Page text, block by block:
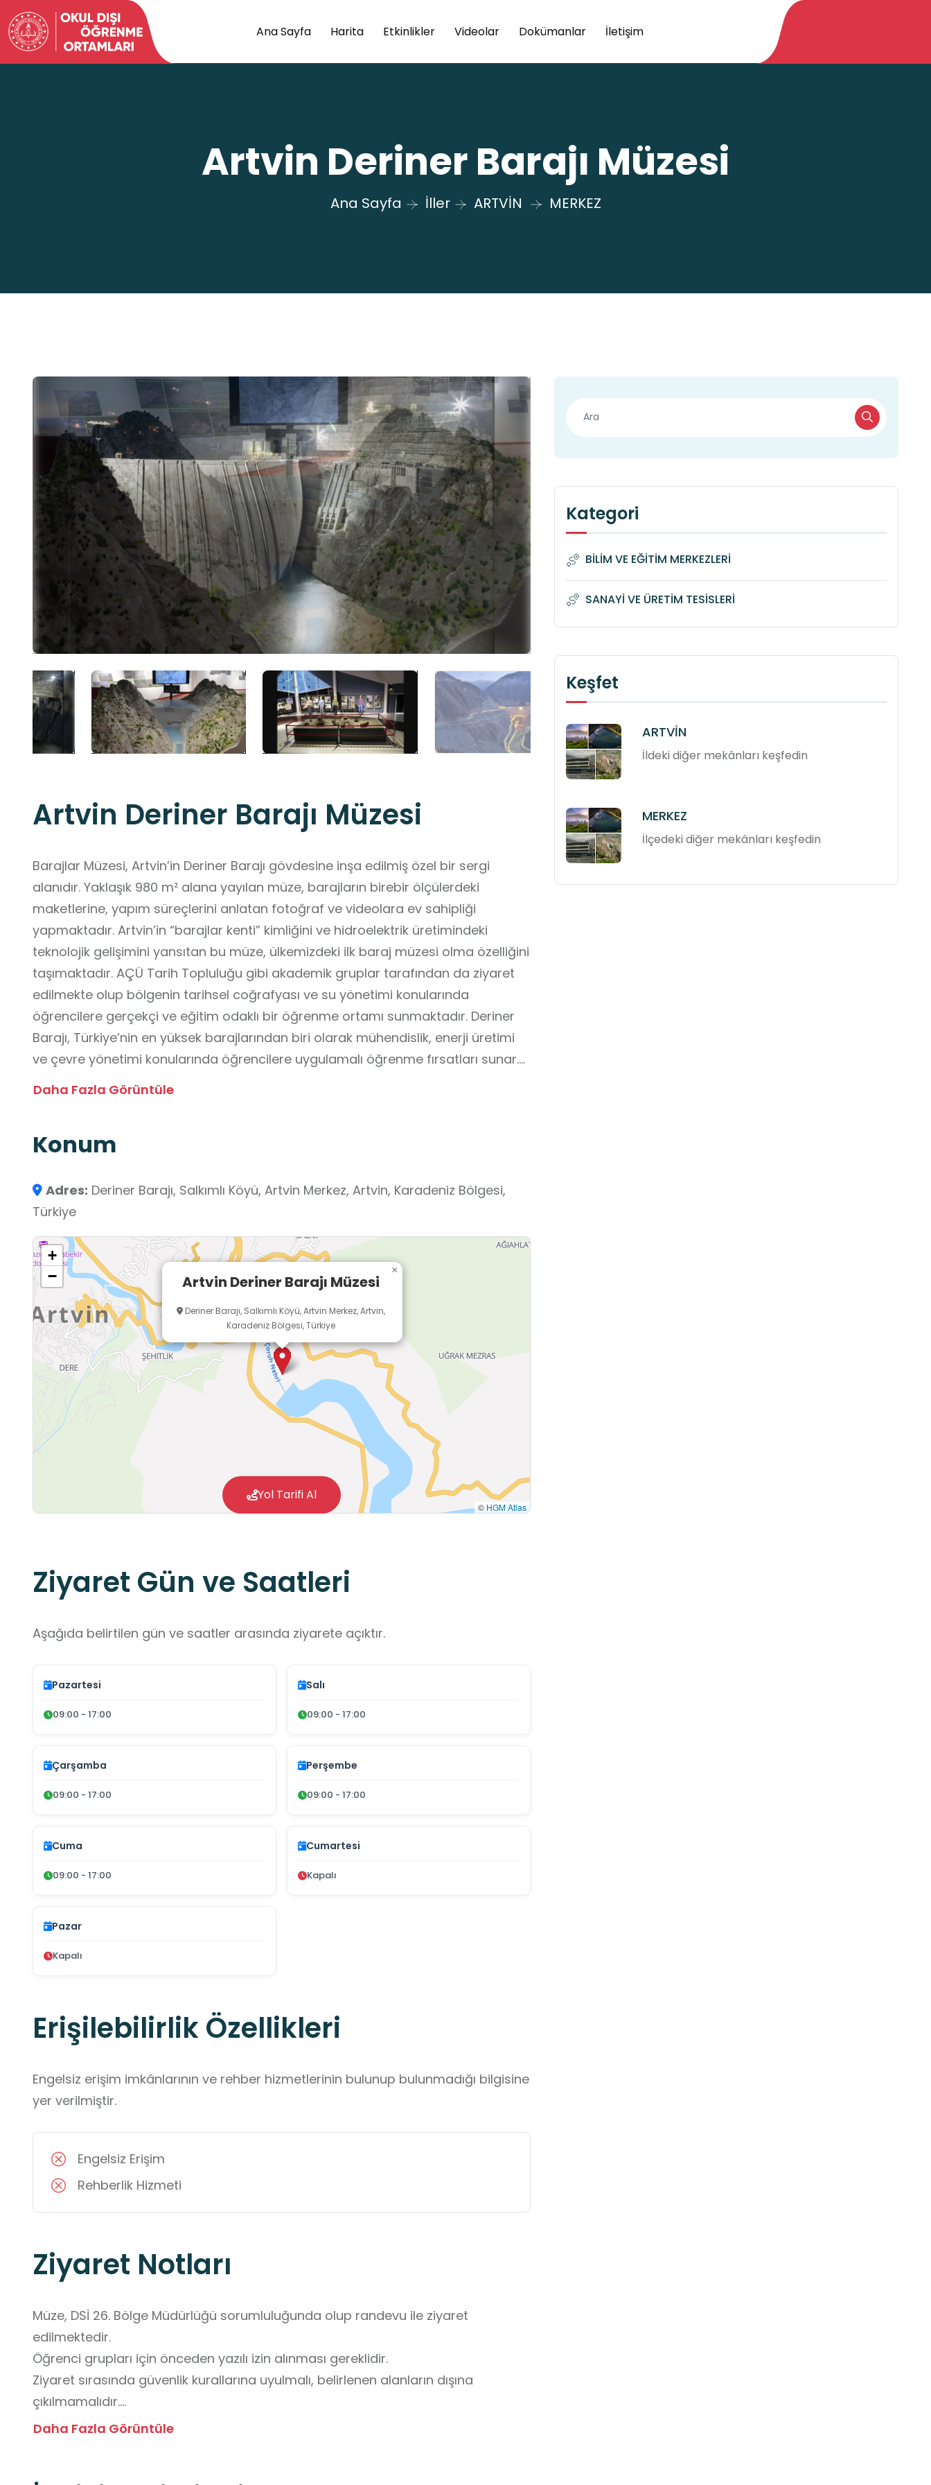
Ana Sayfa Harita Etkinlikler Videolar Dokümanlar İletişim
Artvin Deriner Barajı Müzesi
Ana Sayfa İller ARTVİN MERKEZ
Artvin Deriner Barajı Müzesi
Barajlar Müzesi, Artvin’in Deriner Barajı gövdesine inşa edilmiş özel bir sergi
alanıdır. Yaklaşık 980 m² alana yayılan müze, barajların birebir ölçülerdeki
maketlerine, yapım süreçlerini anlatan fotoğraf ve videolara ev sahipliği
yapmaktadır. Artvin’in “barajlar kenti” kimliğini ve hidroelektrik üretimindeki
teknolojik gelişimini yansıtan bu müze, ülkemizdeki ilk baraj müzesi olma özelliğini
taşımaktadır. AÇÜ Tarih Topluluğu gibi akademik gruplar tarafından da ziyaret
edilmekte olup bölgenin tarihsel coğrafyası ve su yönetimi konularında
öğrencilere gerçekçi ve eğitim odaklı bir öğrenme ortamı sunmaktadır. Deriner
Barajı, Türkiye’nin en yüksek barajlarından biri olarak mühendislik, enerji üretimi
ve çevre yönetimi konularında öğrencilere uygulamalı öğrenme fırsatları sunar.
Daha Fazla Görüntüle
Konum
Adres: Deriner Barajı, Salkımlı Köyü, Artvin Merkez, Artvin, Karadeniz Bölgesi,
Türkiye
Artvin Deriner Barajı Müzesi
Deriner Barajı, Salkımlı Köyü, Artvin Merkez, Artvin,
Karadeniz Bölgesi, Türkiye
×
+
−
© HGM Atlas
Yol Tarifi Al
Ziyaret Gün ve Saatleri
Aşağıda belirtilen gün ve saatler arasında ziyarete açıktır.
Pazartesi
09:00 - 17:00
Salı
09:00 - 17:00
Çarşamba
09:00 - 17:00
Perşembe
09:00 - 17:00
Cuma
09:00 - 17:00
Cumartesi
Kapalı
Pazar
Kapalı
Erişilebilirlik Özellikleri
Engelsiz erişim imkânlarının ve rehber hizmetlerinin bulunup bulunmadığı bilgisine
yer verilmiştir.
Engelsiz Erişim
Rehberlik Hizmeti
Ziyaret Notları
Müze, DSİ 26. Bölge Müdürlüğü sorumluluğunda olup randevu ile ziyaret
edilmektedir.
Öğrenci grupları için önceden yazılı izin alınması gereklidir.
Ziyaret sırasında güvenlik kurallarına uyulmalı, belirlenen alanların dışına
çıkılmamalıdır.
Baraj çevresinde fotoğraf çekimi bazı noktalarda izinli ve kontrollüdür.
Daha Fazla Görüntüle
Kategori
BİLİM VE EĞİTİM MERKEZLERİ
SANAYİ VE ÜRETİM TESİSLERİ
Keşfet
ARTVİN
İldeki diğer mekânları keşfedin
MERKEZ
İlçedeki diğer mekânları keşfedin